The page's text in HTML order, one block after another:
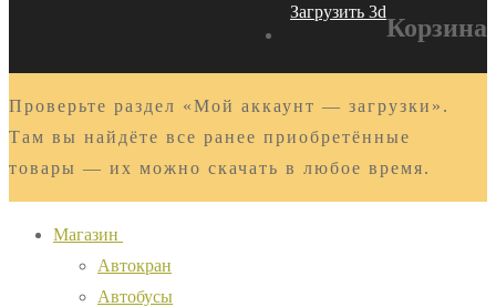
Загрузить 3d
Корзина
Проверьте раздел «Мой аккаунт — загрузки».
Там вы найдёте все ранее приобретённые
товары — их можно скачать в любое время.
Магазин
Автокран
Автобусы